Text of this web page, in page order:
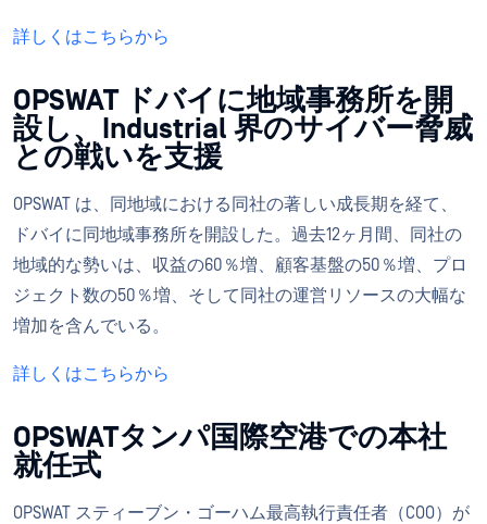
詳しくはこちらから
OPSWAT ドバイに地域事務所を開
設し、Industrial 界のサイバー脅威
との戦いを支援
OPSWAT は、同地域における同社の著しい成長期を経て、
ドバイに同地域事務所を開設した。過去12ヶ月間、同社の
地域的な勢いは、収益の60％増、顧客基盤の50％増、プロ
ジェクト数の50％増、そして同社の運営リソースの大幅な
増加を含んでいる。
詳しくはこちらから
OPSWATタンパ国際空港での本社
就任式
OPSWAT スティーブン・ゴーハム最高執行責任者（COO）が